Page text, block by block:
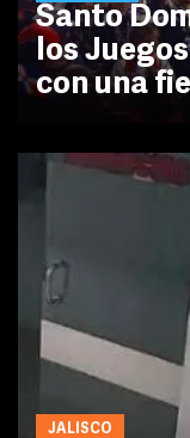
Santo
los
con una
JALISCO